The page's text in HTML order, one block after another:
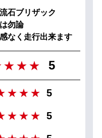
石ブリザック
勿論
なく走行出来ます
5
5
5